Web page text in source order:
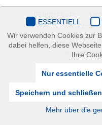
Mariahilfer Straße 116/
ESSENTIELL
Wir verwenden Cookies zur
dabei helfen, diese
Ihre
Nur essentielle
Speichern und schließen
Mehr über die